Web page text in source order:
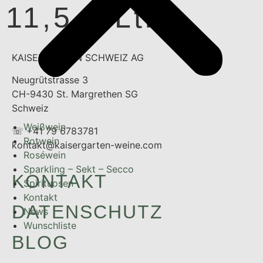
Weißwein
Rotwein
Roséwein
Sparkling – Sekt – Secco
Spirituosen
Kontakt
News
Wunschliste
11,5 g/Ltr
KAISERGARTEN SCHWEIZ AG
Neugrütstrasse 3
CH-9430 St. Margrethen SG
Schweiz
☏ +41 79 6783781
kontakt@kaisergarten-weine.com
KONTAKT
DATENSCHUTZ
BLOG